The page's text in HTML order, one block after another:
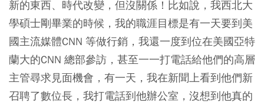
新的東西、時代改變，但沒關係！比如說，我西北大
學碩士剛畢業的時候，我的職涯目標是有一天要到美
國主流媒體CNN 等做行銷，我還一度到位在美國亞特
蘭大的CNN 總部參訪，甚至一一打電話給他們的高層
主管尋求見面機會，有一天，我在新聞上看到他們新
召聘了數位長，我打電話到他辦公室，沒想到他真的